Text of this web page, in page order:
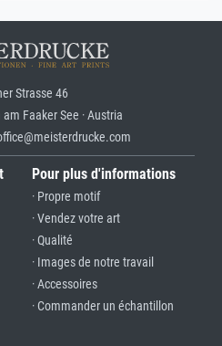
Strasse 46
Faaker See · Austria
Pour plus d'informations
· Propre motif
· Vendez votre art
· Qualité
· Images de notre travail
· Accessoires
· Commander un échantillon